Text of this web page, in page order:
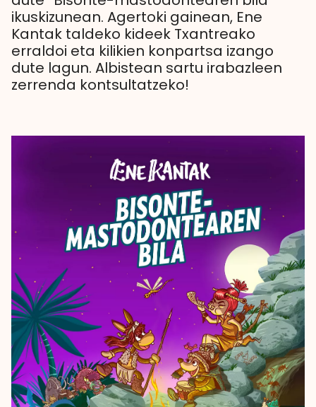
ikuskizunean. Agertoki gainean, Ene
Kantak taldeko kideek Txantreako
erraldoi eta kilikien konpartsa izango
dute lagun. Albistean sartu irabazleen
zerrenda kontsultatzeko!